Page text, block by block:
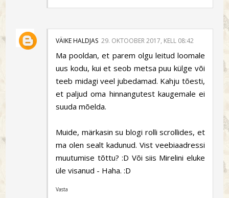
VÄIKE HALDJAS 29. OKTOOBER 2017, KELL 08:42
Ma pooldan, et parem olgu leitud loomale
uus kodu, kui et seob metsa puu külge või
teeb midagi veel jubedamad. Kahju tõesti,
et paljud oma hinnangutest kaugemale ei
suuda mõelda.
Muide, märkasin su blogi rolli scrollides, et
ma olen sealt kadunud. Vist veebiaadressi
muutumise tõttu? :D Või siis Mirelini eluke
üle visanud - Haha. :D
Vasta